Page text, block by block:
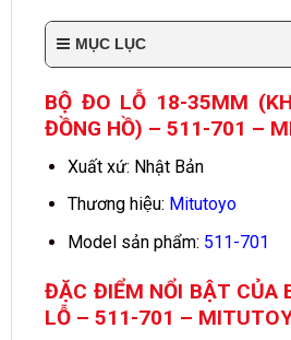
MỤC LỤC
BỘ ĐO LỖ 18-35MM
ĐỒNG HỒ) – 511-701 –
Xuất xứ: Nhật Bản
Thương hiệu: Mitutoyo
Model sản phẩm: 511-701
ĐẶC ĐIỂM NỔI BẬT CỦA
LỖ – 511-701 –